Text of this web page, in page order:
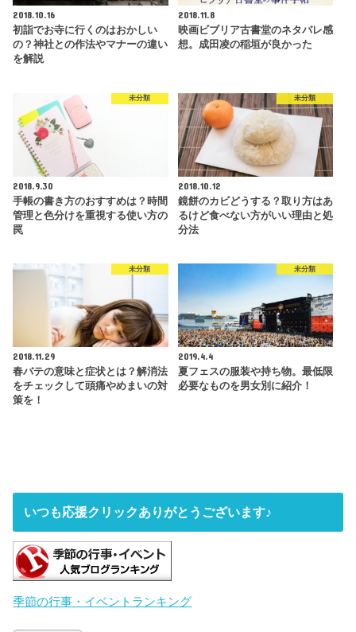
2018.10.16
初詣でお寺に行くのはおかしい
の？神社との作法やマナーの違い
を解説
2018.11.8
映画ビブリア古書堂のネタバレ感
想。成田凌の稲垣が良かった
未分類
2018.9.30
手帳の書き方のおすすめは？時間
管理と色分けを重視する使い方の
罠
未分類
2018.10.12
鏡餅のカビどうする？取り方はあ
るけど食べない方がいい理由と処
分法
未分類
2018.11.29
春バテの意味と症状とは？解消法
をチェックして頭痛やめまいの対
策を！
未分類
2019.4.4
夏フェスの服装や持ち物。最低限
必要なものを男女別に紹介！
いつも応援クリックありがとうございます♪
季節の行事・イベントランキング